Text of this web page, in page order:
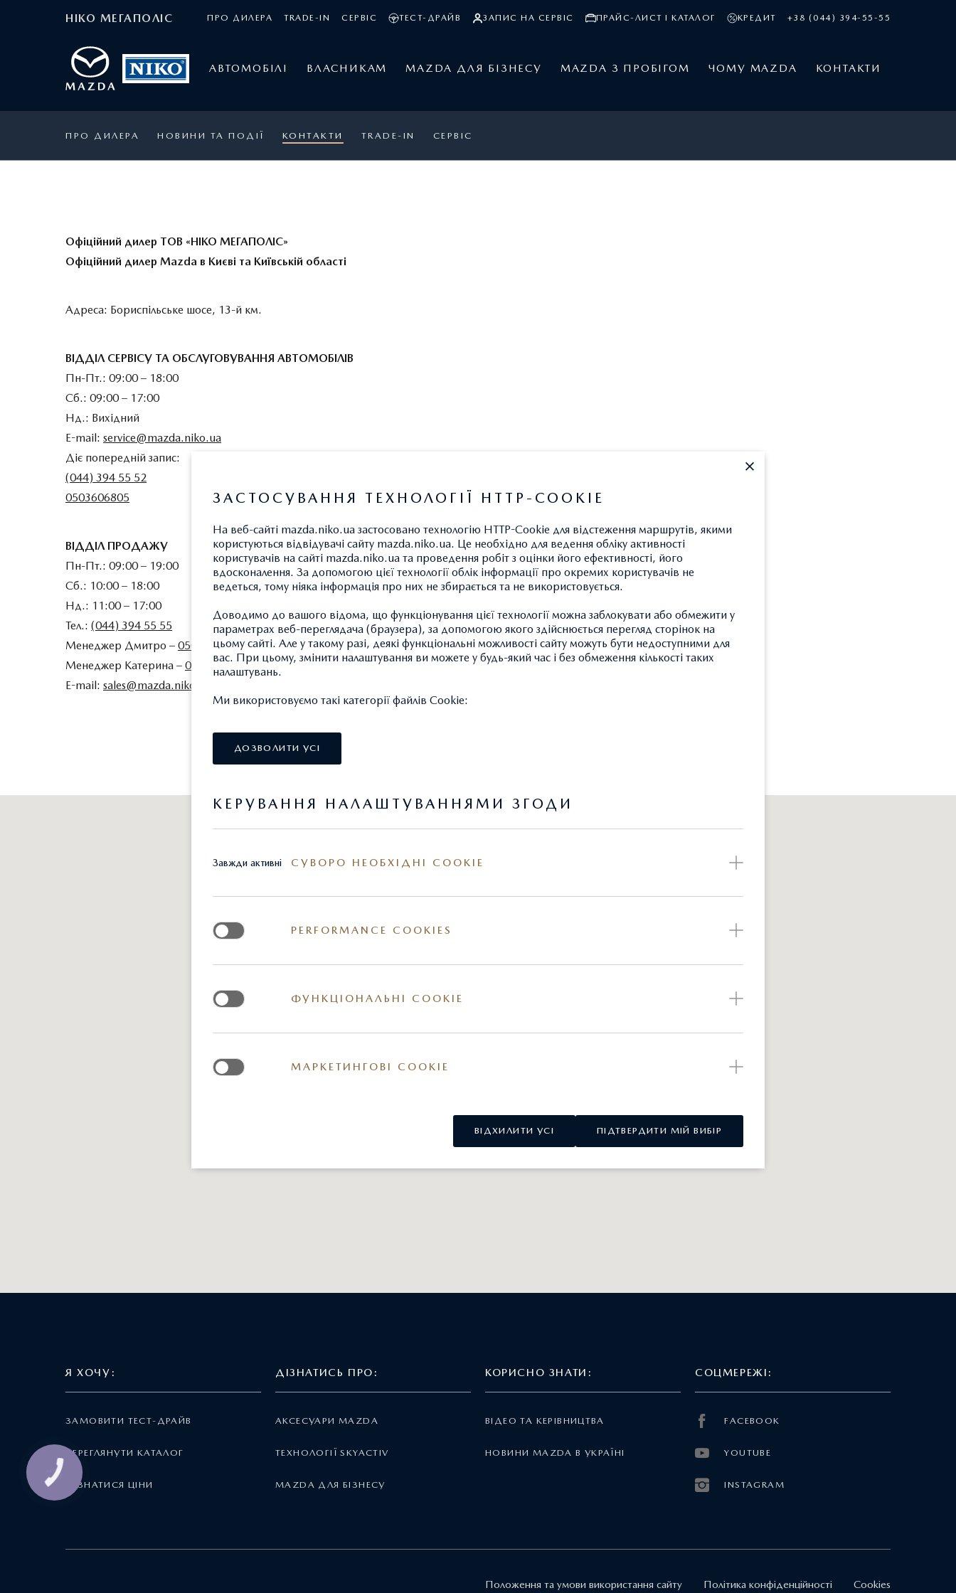
НІКО МЕГАПОЛІС ПРО ДИЛЕРА TRADE-IN СЕРВІС ТЕСТ-ДРАЙВ ЗАПИС НА СЕРВІС ПРАЙС-ЛИСТ І КАТАЛОГ КРЕДИТ +38 (044) 394-55-55
АВТОМОБІЛІ ВЛАСНИКАМ MAZDA ДЛЯ БІЗНЕСУ MAZDA З ПРОБІГОМ ЧОМУ MAZDA КОНТАКТИ
ПРО ДИЛЕРА НОВИНИ ТА ПОДІЇ КОНТАКТИ TRADE-IN СЕРВІС
Офіційний дилер ТОВ «НІКО МЕГАПОЛІС»
Офіційний дилер Mazda в Києві та Київській області
Адреса: Бориспільське шосе, 13-й км.
ВІДДІЛ СЕРВІСУ ТА ОБСЛУГОВУВАННЯ АВТОМОБІЛІВ
Пн-Пт.: 09:00 – 18:00
Сб.: 09:00 – 17:00
Нд.: Вихідний
E-mail: service@mazda.niko.ua
Діє попередній запис:
(044) 394 55 52
0503606805
ВІДДІЛ ПРОДАЖУ
Пн-Пт.: 09:00 – 19:00
Сб.: 10:00 – 18:00
Нд.: 11:00 – 17:00
Тел.: (044) 394 55 55
Менеджер Дмитро – 0503586177
Менеджер Катерина – 0503433574
E-mail: sales@mazda.niko.ua
Я ХОЧУ:
ЗАМОВИТИ ТЕСТ-ДРАЙВ
ПЕРЕГЛЯНУТИ КАТАЛОГ
ДІЗНАТИСЯ ЦІНИ
ДІЗНАТИСЬ ПРО:
АКСЕСУАРИ MAZDA
ТЕХНОЛОГІЇ SKYACTIV
MAZDA ДЛЯ БІЗНЕСУ
КОРИСНО ЗНАТИ:
ВІДЕО ТА КЕРІВНИЦТВА
НОВИНИ MAZDA В УКРАЇНІ
СОЦМЕРЕЖІ:
FACEBOOK
YOUTUBE
INSTAGRAM
Положення та умови використання сайту Політика конфіденційності Cookies
ЗАСТОСУВАННЯ ТЕХНОЛОГІЇ HTTP-COOKIE
На веб-сайті mazda.niko.ua застосовано технологію HTTP-Cookie для відстеження маршрутів, якими
користуються відвідувачі сайту mazda.niko.ua. Це необхідно для ведення обліку активності
користувачів на сайті mazda.niko.ua та проведення робіт з оцінки його ефективності, його
вдосконалення. За допомогою цієї технології облік інформації про окремих користувачів не
ведеться, тому ніяка інформація про них не збирається та не використовується.
Доводимо до вашого відома, що функціонування цієї технології можна заблокувати або обмежити у
параметрах веб-переглядача (браузера), за допомогою якого здійснюється перегляд сторінок на
цьому сайті. Але у такому разі, деякі функціональні можливості сайту можуть бути недоступними для
вас. При цьому, змінити налаштування ви можете у будь-який час і без обмеження кількості таких
налаштувань.
Ми використовуємо такі категорії файлів Cookie:
ДОЗВОЛИТИ УСІ
КЕРУВАННЯ НАЛАШТУВАННЯМИ ЗГОДИ
Завжди активні СУВОРО НЕОБХІДНІ COOKIE
PERFORMANCE COOKIES
ФУНКЦІОНАЛЬНІ COOKIE
МАРКЕТИНГОВІ COOKIE
ВІДХИЛИТИ УСІ ПІДТВЕРДИТИ МІЙ ВИБІР
КНОПКА
ЗВ'ЯЗКУ